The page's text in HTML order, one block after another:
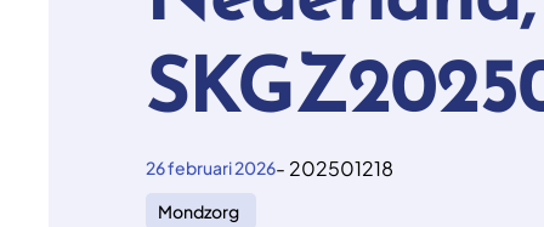
26 februari 2026- 202501218
Mondzorg